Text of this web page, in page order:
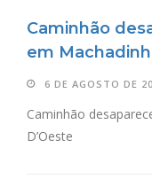
Caminhão
em
6 DE AGOSTO DE
Caminhão
D’Oeste